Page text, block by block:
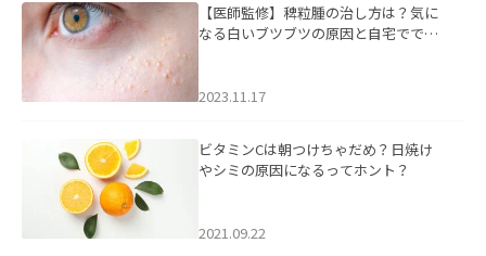
【医師監修】稗粒腫の治し方は？気に
なる白いブツブツの原因と自宅ででき
2023.11.17
ビタミンCは朝つけちゃだめ？日焼け
やシミの原因になるってホント？
2021.09.22